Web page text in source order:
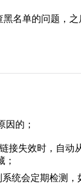
黑名单的问题，之
因的；
接失效时，自动
统会定期检测，